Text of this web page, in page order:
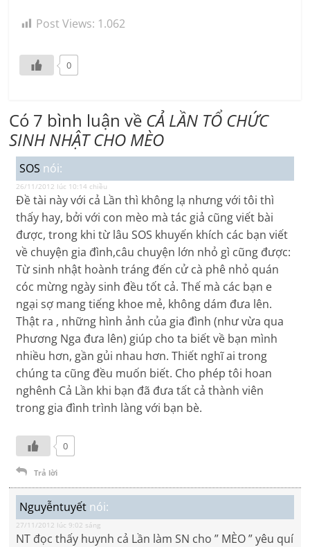
Post Views: 1.062
0
Có 7 bình luận về CẢ LẦN TỔ CHỨC
SINH NHẬT CHO MÈO
SOS nói:
26/11/2012 lúc 10:14 chiều
Đề tài này với cả Lần thì không lạ nhưng với tôi thì
thấy hay, bởi với con mèo mà tác giả cũng viết bài
được, trong khi từ lâu SOS khuyến khích các bạn viết
về chuyện gia đình,câu chuyện lớn nhỏ gì cũng được:
Từ sinh nhật hoành tráng đến cử cà phê nhỏ quán
cóc mừng ngày sinh đều tốt cả. Thế mà các bạn e
ngại sợ mang tiếng khoe mẻ, không dám đưa lên.
Thật ra , những hình ảnh của gia đình (như vừa qua
Phương Nga đưa lên) giúp cho ta biết về bạn mình
nhiều hơn, gần gủi nhau hơn. Thiết nghĩ ai trong
chúng ta cũng đều muốn biết. Cho phép tôi hoan
nghênh Cả Lần khi bạn đã đưa tất cả thành viên
trong gia đình trình làng với bạn bè.
0
Trả lời
Nguyễntuyết nói:
27/11/2012 lúc 9:02 sáng
NT đọc thấy huynh cả Lần làm SN cho ” MÈO ” yêu quí